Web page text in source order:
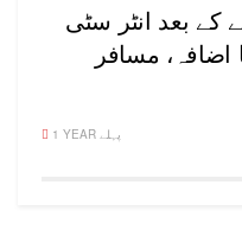
کے بعد انٹر سٹی
مسافر
1 YEAR پہلے